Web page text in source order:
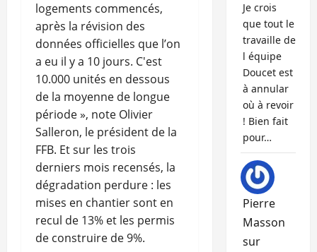
logements commencés,
après la révision des
données officielles que l’on
a eu il y a 10 jours. C'est
10.000 unités en dessous
de la moyenne de longue
période », note Olivier
Salleron, le président de la
FFB. Et sur les trois
derniers mois recensés, la
dégradation perdure : les
mises en chantier sont en
recul de 13% et les permis
de construire de 9%.
Je crois
que tout le
travaille de
l équipe
Doucet est
à annular
où à revoir
! Bien fait
pour…
Pierre
Masson
sur